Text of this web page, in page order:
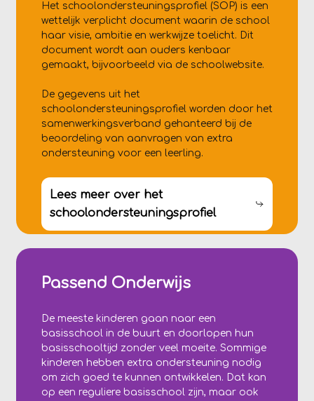
Het schoolondersteuningsprofiel (SOP) is een
wettelijk verplicht document waarin de school
haar visie, ambitie en werkwijze toelicht. Dit
document wordt aan ouders kenbaar
gemaakt, bijvoorbeeld via de schoolwebsite.
De gegevens uit het
schoolondersteuningsprofiel worden door het
samenwerkingsverband gehanteerd bij de
beoordeling van aanvragen van extra
ondersteuning voor een leerling.
Lees meer over het
schoolondersteuningsprofiel
Passend Onderwijs
De meeste kinderen gaan naar een
basisschool in de buurt en doorlopen hun
basisschooltijd zonder veel moeite. Sommige
kinderen hebben extra ondersteuning nodig
om zich goed te kunnen ontwikkelen. Dat kan
op een reguliere basisschool zijn, maar ook